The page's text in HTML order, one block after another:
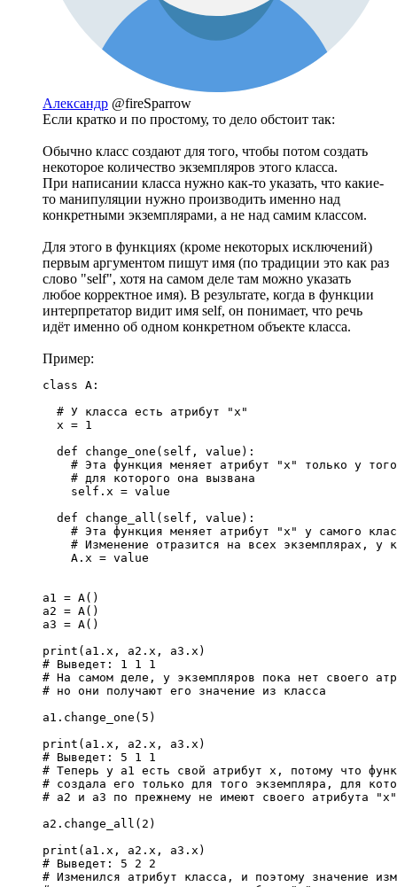
Александр @fireSparrow
Если кратко и по простому, то дело обстоит так:
Обычно класс создают для того, чтобы потом создать
некоторое количество экземпляров этого класса.
При написании класса нужно как-то указать, что какие-
то манипуляции нужно производить именно над
конкретными экземплярами, а не над самим классом.
Для этого в функциях (кроме некоторых исключений)
первым аргументом пишут имя (по традиции это как раз
слово "self", хотя на самом деле там можно указать
любое корректное имя). В результате, когда в функции
интерпретатор видит имя self, он понимает, что речь
идёт именно об одном конкретном объекте класса.
Пример:
class A:
  # У класса есть атрибут "x"
  x = 1
  def change_one(self, value):
# Эта функция меняет атрибут "x" только у
    # для которого она вызвана
    self.x = value
  def change_all(self, value):
# Эта функция меняет атрибут "x" у самого
# Изменение отразится на всех экземплярах, у
    A.x = value
a1 = A()
a2 = A()
a3 = A()
print(a1.x, a2.x, a3.x)
# Выведет: 1 1 1
# На самом деле, у экземпляров пока нет своего
# но они получают его значение из класса
a1.change_one(5)
print(a1.x, a2.x, a3.x)
# Выведет: 5 1 1
# Теперь у а1 есть свой атрибут x, потому что
# создала его только для того экземпляра, для
# a2 и a3 по прежнему не имеют своего атрибута
a2.change_all(2)
print(a1.x, a2.x, a3.x)
# Выведет: 5 2 2
# Изменился атрибут класса, и поэтому значение